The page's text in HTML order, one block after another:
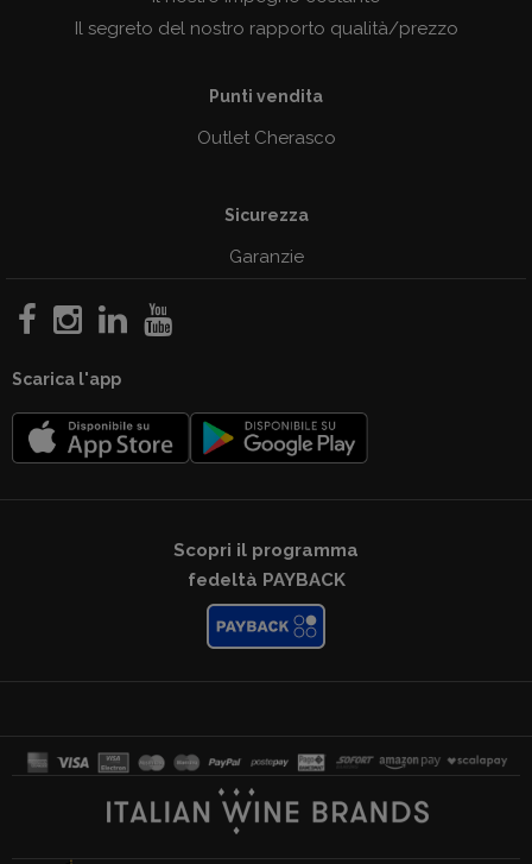
Il segreto del nostro rapporto qualità/prezzo
Punti vendita
Outlet Cherasco
Sicurezza
Garanzie
Scarica l'app
Scopri il programma
fedeltà PAYBACK